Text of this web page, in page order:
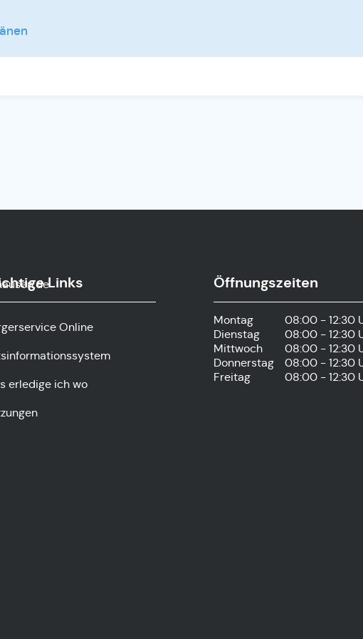
Links
Online
erledige ich wo
Öffnungszeiten
Montag 08:00 - 12:30
Dienstag
08:00 - 12:30
Mittwoch
08:00 - 12:30
Donnerstag
08:00 - 12:30
Freitag
08:00 - 12:30